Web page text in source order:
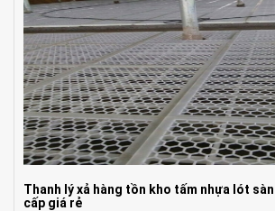
Thanh lý xả hàng tồn kho tấm nhựa lót
cấp giá rẻ